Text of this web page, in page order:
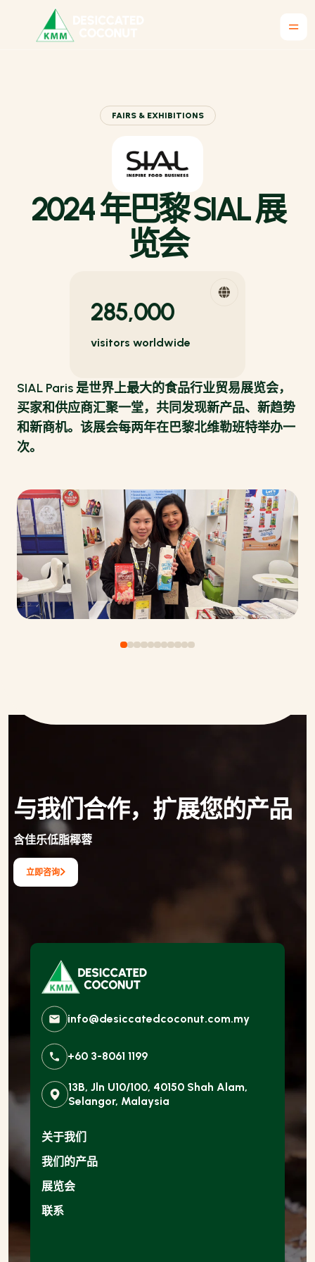
FAIRS & EXHIBITIONS
2024 年巴黎 SIAL 展
览会
SIAL Paris 是世界上最大的食品行业贸易展览会，
买家和供应商汇聚一堂，共同发现新产品、新趋势
和新商机。该展会每两年在巴黎北维勒班特举办一
次。
285,000
visitors worldwide
与我们合作，扩展您的产品
含佳乐低脂椰蓉
立即咨询
info@desiccatedcoconut.com.my
+60 3-8061 1199
13B, Jln U10/100, 40150 Shah Alam,
Selangor, Malaysia
关于我们
我们的产品
展览会
联系